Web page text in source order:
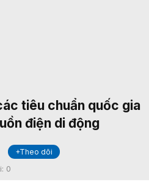
tiêu chuẩn quốc gia
điện di động
+Theo dõi
0